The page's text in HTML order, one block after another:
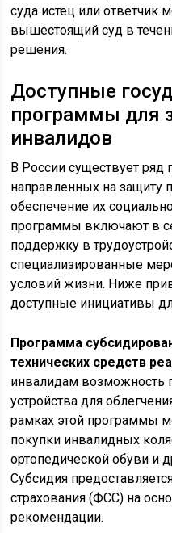
суда истец или ответчик
вышестоящий суд в
решения.
Доступные
программы для
инвалидов
В России существует ряд
направленных на защиту
обеспечение их
программы включают в
поддержку в
специализированные
условий жизни. Ниже
доступные инициативы
Программа
технических средств
инвалидам возможность
устройства для
рамках этой программы
покупки инвалидных
ортопедической обуви и
Субсидия
страхования (ФСС) на
рекомендации.